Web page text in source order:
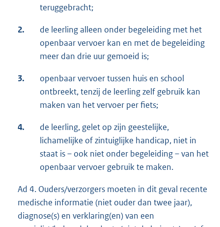
teruggebracht;
2.
de leerling alleen onder begeleiding met het
openbaar vervoer kan en met de begeleiding
meer dan drie uur gemoeid is;
3.
openbaar vervoer tussen huis en school
ontbreekt, tenzij de leerling zelf gebruik kan
maken van het vervoer per fiets;
4.
de leerling, gelet op zijn geestelijke,
lichamelijke of zintuiglijke handicap, niet in
staat is – ook niet onder begeleiding – van het
openbaar vervoer gebruik te maken.
Ad 4. Ouders/verzorgers moeten in dit geval recente
medische informatie (niet ouder dan twee jaar),
diagnose(s) en verklaring(en) van een